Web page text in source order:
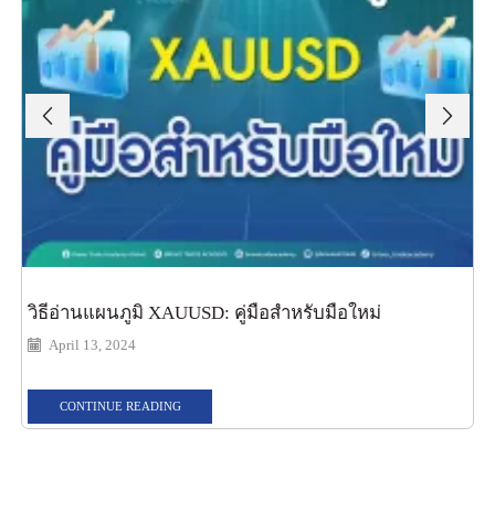
วิธีอ่านแผนภูมิ XAUUSD: คู่มือสำหรับมือใหม่
April 13, 2024
CONTINUE READING